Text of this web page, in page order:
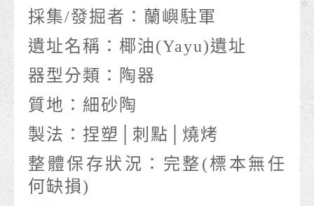
採集/發掘者： 蘭嶼駐軍
遺址名稱： 椰油(Yayu)遺址
器型分類：
陶器
質地： 細砂陶
製法： 捏塑│刺點│燒烤
整體保存狀況： 完整(標本無任
何缺損)